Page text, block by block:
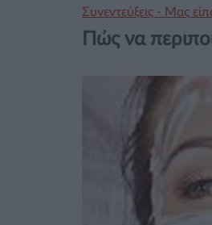
Συνεντεύξεις - Μας
Πώς να